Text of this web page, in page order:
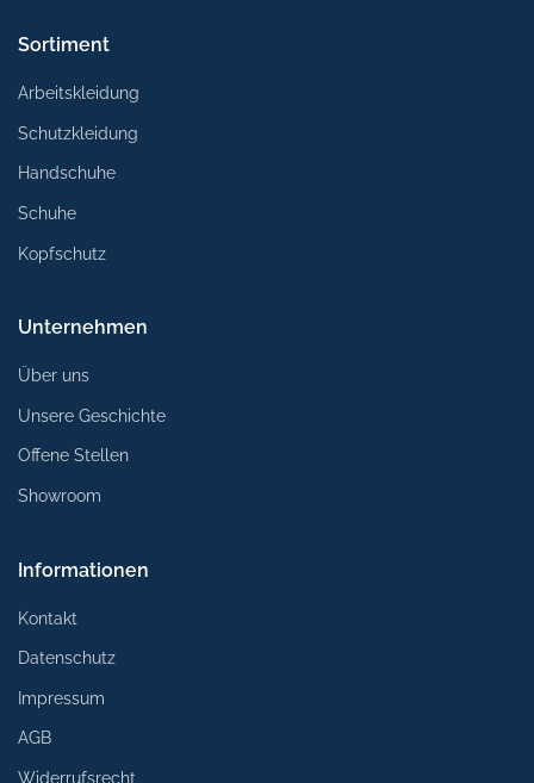
Sortiment
Arbeitskleidung
Schutzkleidung
Handschuhe
Schuhe
Kopfschutz
Unternehmen
Über uns
Unsere Geschichte
Offene Stellen
Showroom
Informationen
Kontakt
Datenschutz
Impressum
AGB
Widerrufsrecht